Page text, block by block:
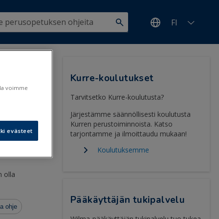
FI
olla
ohje
Kurre-koulutukset
Tarvitsetko Kurre-koulutusta?
Järjestämme säännöllisesti koulutusta
Kurren perustoiminnoista. Katso
tarjontamme ja ilmoittaudu mukaan!
Koulutuksemme
Pääkäyttäjän tukipalvelu
voimme
evästeet